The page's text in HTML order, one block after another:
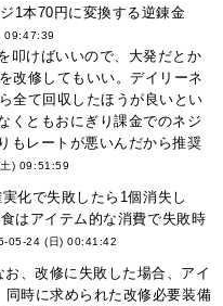
1本70円に変換する逆錬金
09:47:39
叩けばいいので、大発だとか
改修してもいい。デイリーネ
全て回収したほうが良いとい
くともおにぎり課金でのネジ
もレートが悪いんだから推奨
) 09:51:59
化で失敗したら1個消失し
はアイテム的な消費で失敗時
05-24 (日) 00:41:42
、改修に失敗した場合、アイ
時に求められた改修必要装備